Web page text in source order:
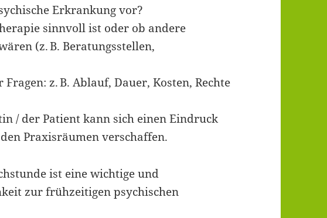
Erkrankung vor?
sinnvoll ist oder ob andere
(z. B. Beratungsstellen,
z. B. Ablauf, Dauer, Kosten, Rechte
/ der Patient kann sich einen Eindruck
Praxisräumen verschaffen.
ist eine wichtige und
zur frühzeitigen psychischen